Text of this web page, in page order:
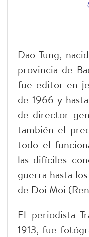
Dao Tung,
provincia de
fue editor en
de 1966 y
de director
también el
todo el
las difíciles
guerra hasta
de Doi Moi
El periodista
1913, fue